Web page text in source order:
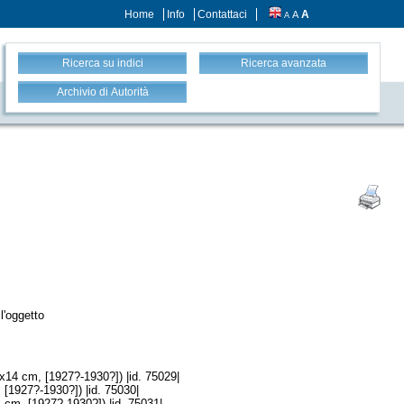
Home Info Contattaci A A A
Ricerca su indici Ricerca avanzata
Archivio di Autorità